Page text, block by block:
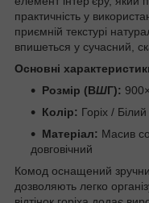
практичність у
приємній текстурі
впишеться у сучасний,
Основні
Розмір (ВШГ):
Колір: Горіх / Білий
Матеріал: Масив
довговічний
Комод оснащений
дозволяють легко